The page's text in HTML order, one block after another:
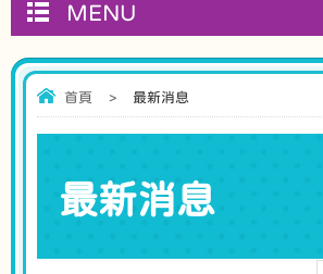
MENU
首頁 > 最新消息
最新消息